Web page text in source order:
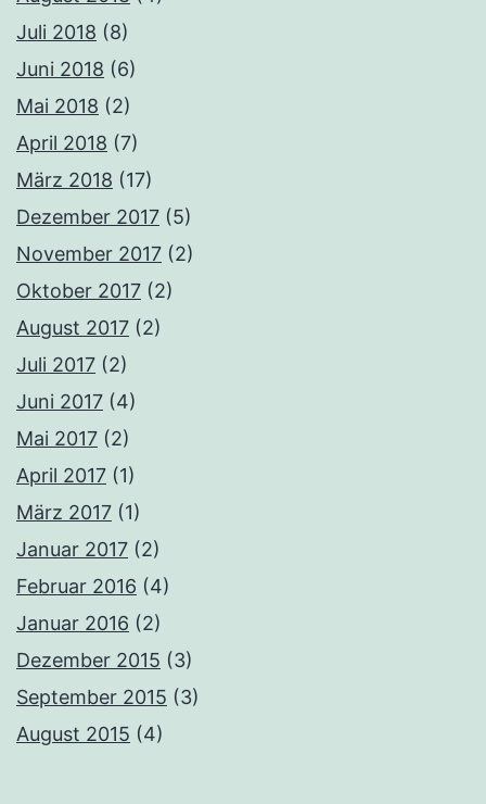
Juli 2018 (8)
Juni 2018 (6)
Mai 2018 (2)
April 2018 (7)
März 2018 (17)
Dezember 2017 (5)
November 2017 (2)
Oktober 2017 (2)
August 2017 (2)
Juli 2017 (2)
Juni 2017 (4)
Mai 2017 (2)
April 2017 (1)
März 2017 (1)
Januar 2017 (2)
Februar 2016 (4)
Januar 2016 (2)
Dezember 2015 (3)
September 2015 (3)
August 2015 (4)